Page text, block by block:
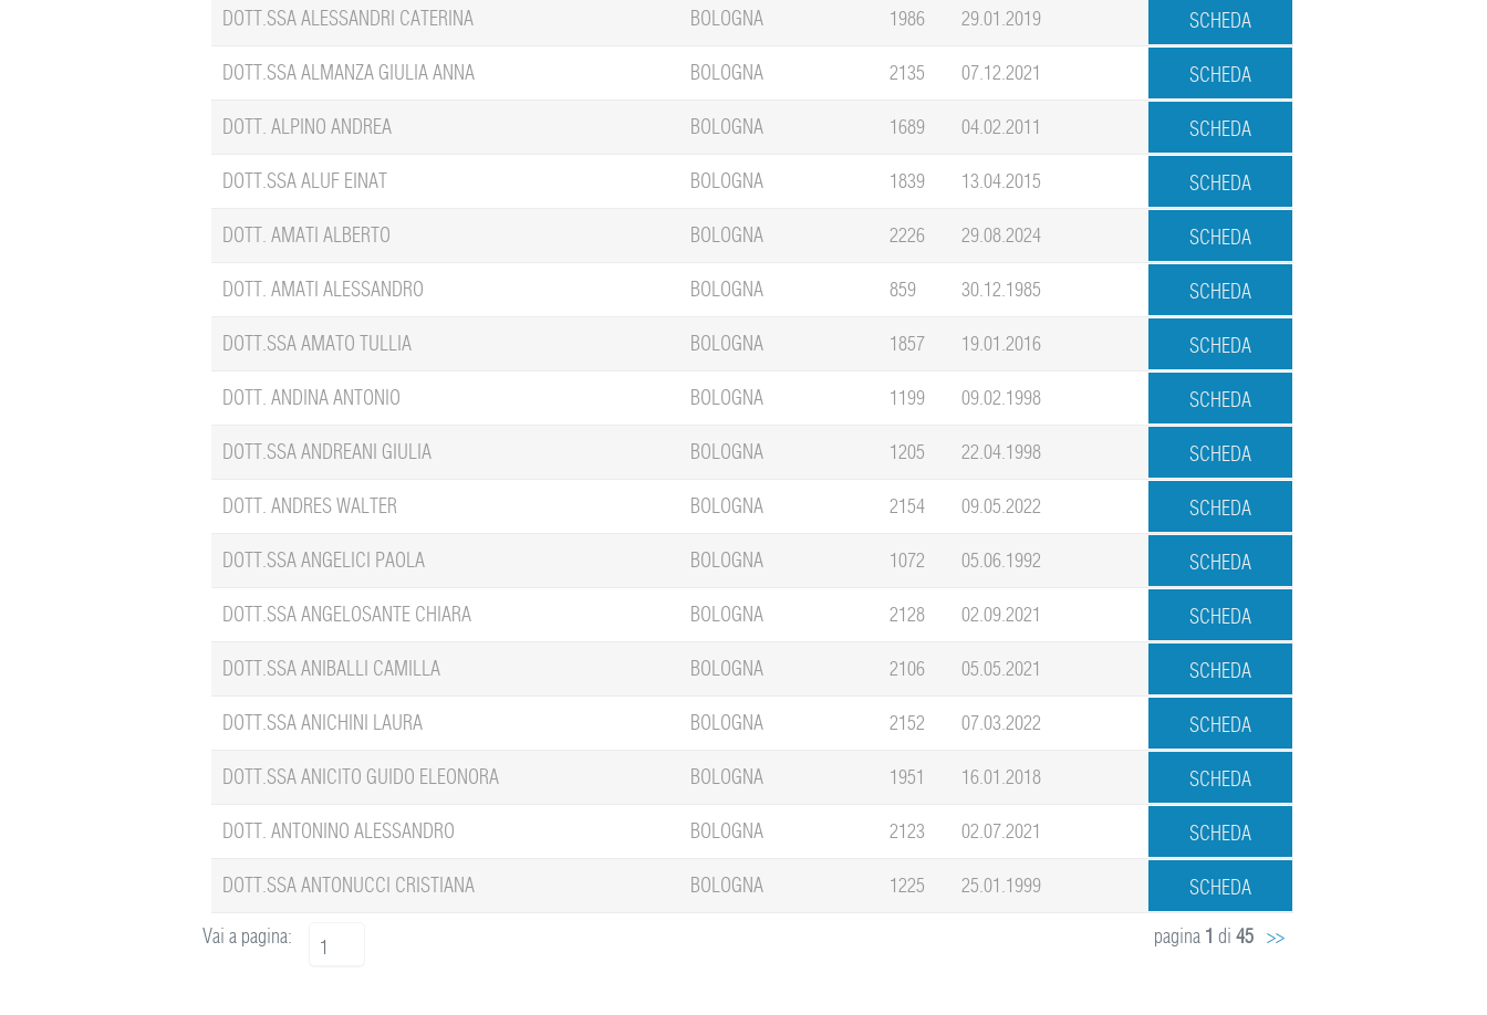
DOTT.SSA ALESSANDRI CATERINA BOLOGNA 1986 29.01.2019
DOTT.SSA ALMANZA GIULIA ANNA BOLOGNA 2135 07.12.2021
DOTT. ALPINO ANDREA BOLOGNA 1689 04.02.2011
DOTT.SSA ALUF EINAT BOLOGNA 1839 13.04.2015
DOTT. AMATI ALBERTO BOLOGNA 2226 29.08.2024
DOTT. AMATI ALESSANDRO BOLOGNA 859 30.12.1985
DOTT.SSA AMATO TULLIA BOLOGNA 1857 19.01.2016
DOTT. ANDINA ANTONIO BOLOGNA 1199 09.02.1998
DOTT.SSA ANDREANI GIULIA BOLOGNA 1205 22.04.1998
DOTT. ANDRES WALTER BOLOGNA 2154 09.05.2022
DOTT.SSA ANGELICI PAOLA BOLOGNA 1072 05.06.1992
DOTT.SSA ANGELOSANTE CHIARA BOLOGNA 2128 02.09.2021
DOTT.SSA ANIBALLI CAMILLA BOLOGNA 2106 05.05.2021
DOTT.SSA ANICHINI LAURA BOLOGNA 2152 07.03.2022
DOTT.SSA ANICITO GUIDO ELEONORA BOLOGNA 1951 16.01.2018
DOTT. ANTONINO ALESSANDRO BOLOGNA 2123 02.07.2021
DOTT.SSA ANTONUCCI CRISTIANA BOLOGNA 1225
25.01.1999
pagina 1 di45 >>
Vai a pagina: 1